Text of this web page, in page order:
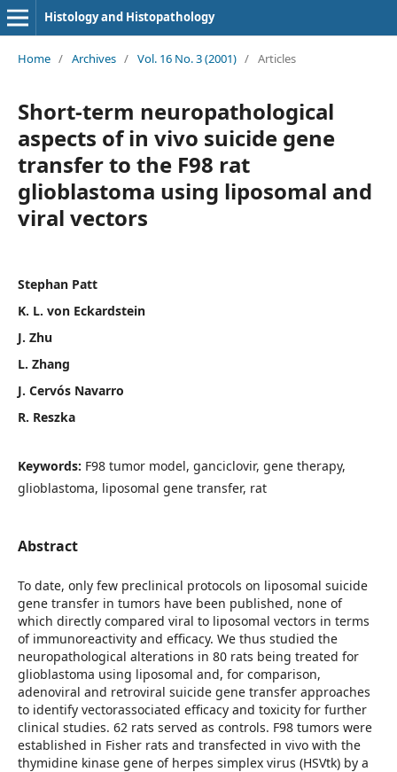
Histology and Histopathology
Home / Archives / Vol. 16 No. 3 (2001) / Articles
Short-term neuropathological
aspects of in vivo suicide gene
transfer to the F98 rat
glioblastoma using liposomal and
viral vectors
Stephan Patt
K. L. von Eckardstein
J. Zhu
L. Zhang
J. Cervós Navarro
R. Reszka
Keywords: F98 tumor model, ganciclovir, gene therapy,
glioblastoma, liposomal gene transfer, rat
Abstract
To date, only few preclinical protocols on liposomal suicide
gene transfer in tumors have been published, none of
which directly compared viral to liposomal vectors in terms
of immunoreactivity and efficacy. We thus studied the
neuropathological alterations in 80 rats being treated for
glioblastoma using liposomal and, for comparison,
adenoviral and retroviral suicide gene transfer approaches
to identify vectorassociated efficacy and toxicity for further
clinical studies. 62 rats served as controls. F98 tumors were
established in Fisher rats and transfected in vivo with the
thymidine kinase gene of herpes simplex virus (HSVtk) by a